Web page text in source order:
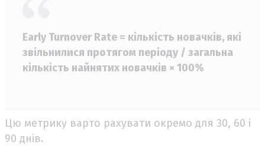
Early Turnover Rate = кількість новачків, які
звільнилися протягом періоду / загальна
кількість найнятих новачків × 100%
Цю метрику варто рахувати окремо для 30, 60 і
90 днів.